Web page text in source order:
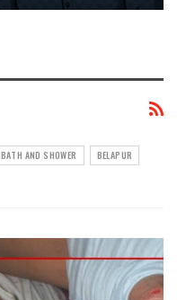
BATH AND SHOWER
BELAPUR